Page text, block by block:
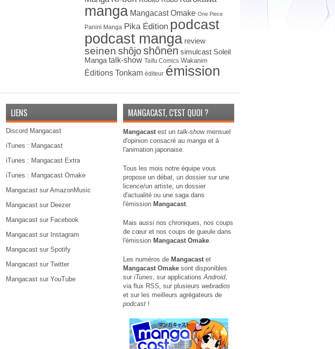
manga Mangacast Omake One Piece
Panini Manga Pika Édition podcast
podcast manga review
seinen shôjoshônen simulcast Soleil
Manga talk-show Taïfu Comics Wakanim
Éditions Tonkam éditeur émission
LIENS
Discord Mangacast
iTunes : Mangacast
iTunes : Mangacast Extra
iTunes : Mangacast Omake
Mangacast sur AmazonMusic
Mangacast sur Deezer
Mangacast sur Facebook
Mangacast sur Instagram
Mangacast sur Spotify
Mangacast sur Twitter
Mangacast sur YouTube
MANGACAST, C’EST QUOI ?
Mangacastest un talk-showmensuel
d'opinion consacré au manga et à
l'animation japonaise.
Tous les mois notre équipe vous
propose un débat, un dossier sur une
licence/un artiste, un dossier
d'actualité ou une saga dans
l'émission Mangacast.
Mais aussi nos chroniques, nos coups
de cœur et nos coups de gueule dans
l'émission Mangacast Omake.
Les numéros de Mangacastet
Mangacast Omake sont disponibles
sur iTunes, sur applicationsAndroid,
via flux RSS, sur plusieurs webradios
et sur les meilleurs agrégateurs de
podcast !